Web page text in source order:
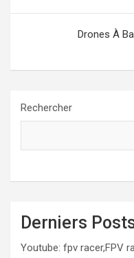
Drones À
Rechercher
Derniers
Youtube: fpv racer,FPV